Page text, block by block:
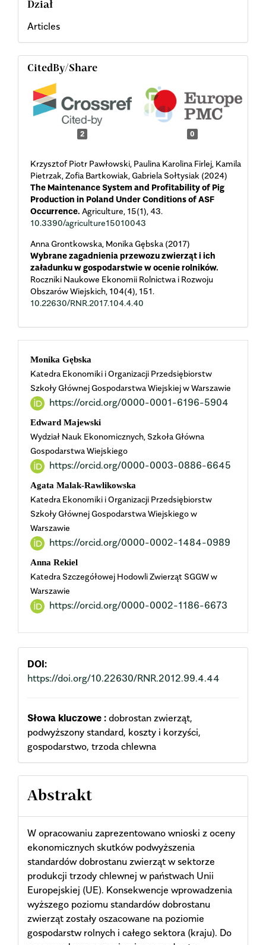
Dział
Articles
CitedBy/Share
2 0
Krzysztof Piotr Pawłowski, Paulina Karolina Firlej, Kamila
Pietrzak, Zofia Bartkowiak, Gabriela Sołtysiak (2024)
The Maintenance System and Profitability of Pig
Production in Poland Under Conditions of ASF
Occurrence. Agriculture, 15(1),43.
10.3390/agriculture15010043
Anna Grontkowska, Monika Gębska (2017)
Wybrane zagadnienia przewozu zwierząt i ich
załadunku w gospodarstwie w ocenie rolników.
Roczniki Naukowe Ekonomii Rolnictwa i Rozwoju
Obszarów Wiejskich, 104(4), 151.
10.22630/RNR.2017.104.4.40
Main
Article
Content
Monika Gębska
Katedra Ekonomiki i Organizacji Przedsiębiorstw
Szkoły Głównej Gospodarstwa Wiejskiej w Warszawie
https://orcid.org/0000-0001-6196-5904
Edward Majewski
Wydział Nauk Ekonomicznych, Szkoła Główna
Gospodarstwa Wiejskiego
https://orcid.org/0000-0003-0886-6645
Agata Malak-Rawlikowska
Katedra Ekonomiki i Organizacji Przedsiębiorstw
Szkoły Głównej Gospodarstwa Wiejskiego w
Warszawie
https://orcid.org/0000-0002-1484-0989
Anna Rekiel
Katedra Szczegółowej Hodowli Zwierząt SGGW w
Warszawie
https://orcid.org/0000-0002-1186-6673
DOI:
https://doi.org/10.22630/RNR.2012.99.4.44
Słowa kluczowe : dobrostan zwierząt,
podwyższony standard, koszty i korzyści,
gospodarstwo, trzoda chlewna
Abstrakt
W opracowaniu zaprezentowano wnioski z oceny
ekonomicznych skutków podwyższenia
standardów dobrostanu zwierząt w sektorze
produkcji trzody chlewnej w pań­stwach Unii
Europejskiej (UE). Konsekwencje wprowadzenia
wyższego poziomu standardów dobrostanu
zwierząt zostały oszacowane na poziomie
gospodarstw rolnych i całego sektora (kraju). Do